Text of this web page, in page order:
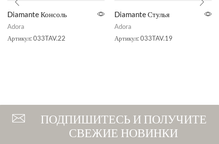
Diamante Консоль
Adora
Артикул:033TAV.22
Diamante Стулья
Adora
Артикул:033TAV.19
ПОДПИШИТЕСЬ И ПОЛУЧИТЕ
СВЕЖИЕ НОВИНКИ